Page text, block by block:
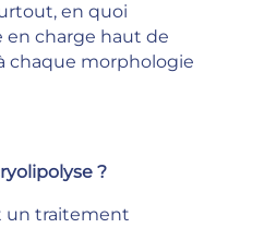
en quoi
en charge haut de
chaque morphologie
?
un traitement